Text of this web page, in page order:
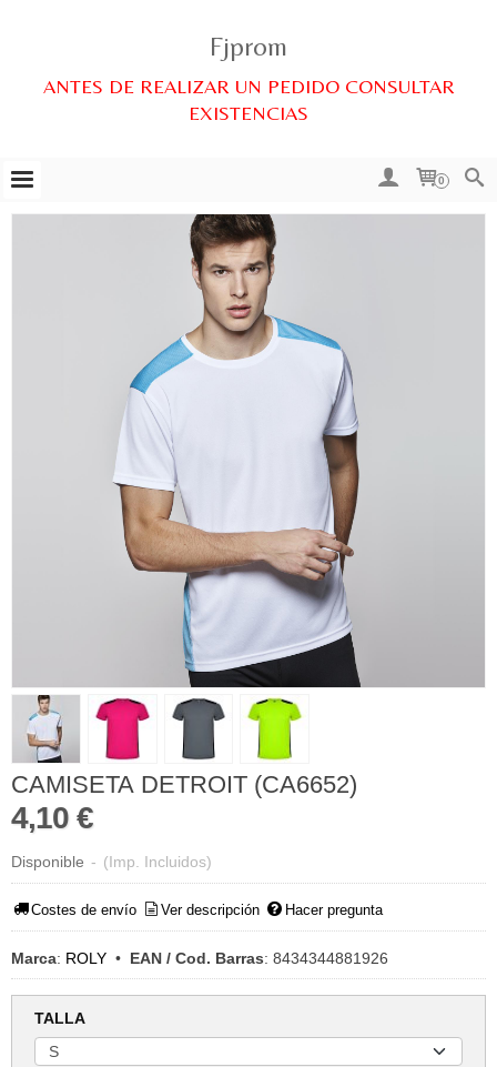
Fjprom
ANTES DE REALIZAR UN PEDIDO CONSULTAR
EXISTENCIAS
0
CAMISETA DETROIT (CA6652)
4,10 €
Disponible - (Imp. Incluidos)
Costes de envío Ver descripción Hacer pregunta
Marca: ROLY • EAN / Cod. Barras: 8434344881926
TALLA